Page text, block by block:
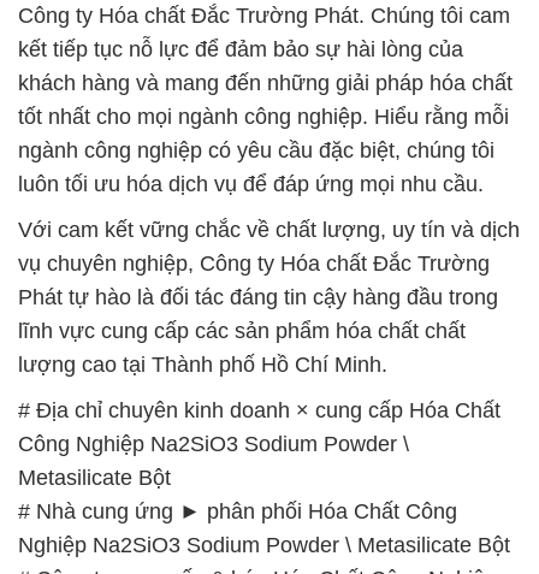
Công ty Hóa chất Đắc Trường Phát. Chúng tôi cam
kết tiếp tục nỗ lực để đảm bảo sự hài lòng của
khách hàng và mang đến những giải pháp hóa chất
tốt nhất cho mọi ngành công nghiệp. Hiểu rằng mỗi
ngành công nghiệp có yêu cầu đặc biệt, chúng tôi
luôn tối ưu hóa dịch vụ để đáp ứng mọi nhu cầu.
Với cam kết vững chắc về chất lượng, uy tín và dịch
vụ chuyên nghiệp, Công ty Hóa chất Đắc Trường
Phát tự hào là đối tác đáng tin cậy hàng đầu trong
lĩnh vực cung cấp các sản phẩm hóa chất chất
lượng cao tại Thành phố Hồ Chí Minh.
# Địa chỉ chuyên kinh doanh × cung cấp Hóa Chất
Công Nghiệp Na2SiO3 Sodium Powder \
Metasilicate Bột
# Nhà cung ứng ► phân phối Hóa Chất Công
Nghiệp Na2SiO3 Sodium Powder \ Metasilicate Bột